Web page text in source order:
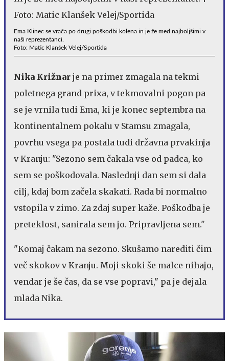
Ema Klinec se vrača po drugi poškodbi kolena in je že med najboljšimi v
naši reprezentanci.
Foto: Matic Klanšek Velej/Sportida
Nika Križnar je na primer zmagala na tekmi
poletnega grand prixa, v tekmovalni pogon pa
se je vrnila tudi Ema, ki je konec septembra na
kontinentalnem pokalu v Stamsu zmagala,
povrhu vsega pa postala tudi državna prvakinja
v Kranju: "Sezono sem čakala vse od padca, ko
sem se poškodovala. Naslednji dan sem si dala
cilj, kdaj bom začela skakati. Rada bi normalno
vstopila v zimo. Za zdaj super kaže. Poškodba je
preteklost, sanirala sem jo. Pripravljena sem."
"Komaj čakam na sezono. Skušamo narediti čim
več skokov v Kranju. Moji skoki še malce nihajo,
vendar je še čas, da se vse popravi," pa je dejala
mlada Nika.